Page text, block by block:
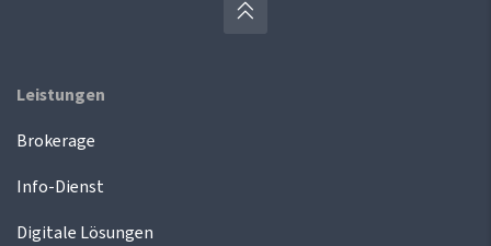
Leistungen
Brokerage
Info-Dienst
Digitale Lösungen